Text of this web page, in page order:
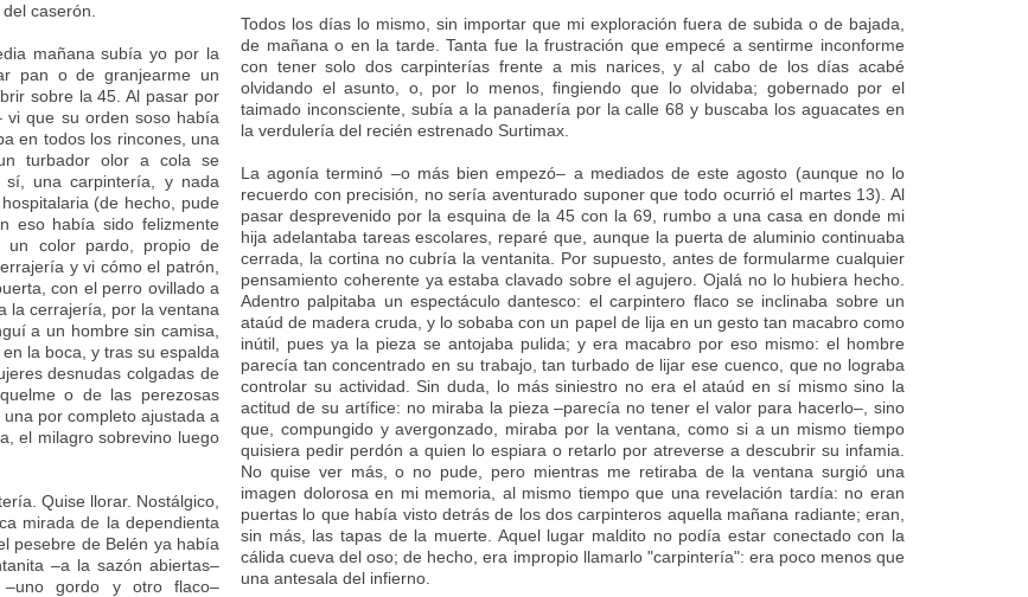
caserón.
mañana subía yo por la
pan o de granjearme un
sobre la 45. Al pasar por
vi que su orden soso había
en todos los rincones, una
turbador olor a cola se
una carpintería, y nada
(de hecho, pude
eso había sido felizmente
un color pardo, propio de
y vi cómo el patrón,
con el perro ovillado a
la cerrajería, por la ventana
a un hombre sin camisa,
la boca, y tras su espalda
desnudas colgadas de
o de las perezosas
por completo ajustada a
el milagro sobrevino luego
Quise llorar. Nostálgico,
mirada de la dependienta
pesebre de Belén ya había
–a la sazón abiertas–
gordo y otro flaco–
Todos los días lo mismo, sin importar que mi exploración fuera de subida o de bajada,
de mañana o en la tarde. Tanta fue la frustración que empecé a sentirme inconforme
con tener solo dos carpinterías frente a mis narices, y al cabo de los días acabé
olvidando el asunto, o, por lo menos, fingiendo que lo olvidaba; gobernado por el
taimado inconsciente, subía a la panadería por la calle 68 y buscaba los aguacates en
la verdulería del recién estrenado Surtimax.
La agonía terminó –o más bien empezó– a mediados de este agosto (aunque no lo
recuerdo con precisión, no sería aventurado suponer que todo ocurrió el martes 13). Al
pasar desprevenido por la esquina de la 45 con la 69, rumbo a una casa en donde mi
hija adelantaba tareas escolares, reparé que, aunque la puerta de aluminio continuaba
cerrada, la cortina no cubría la ventanita. Por supuesto, antes de formularme cualquier
pensamiento coherente ya estaba clavado sobre el agujero. Ojalá no lo hubiera hecho.
Adentro palpitaba un espectáculo dantesco: el carpintero flaco se inclinaba sobre un
ataúd de madera cruda, y lo sobaba con un papel de lija en un gesto tan macabro como
inútil, pues ya la pieza se antojaba pulida; y era macabro por eso mismo: el hombre
parecía tan concentrado en su trabajo, tan turbado de lijar ese cuenco, que no lograba
controlar su actividad. Sin duda, lo más siniestro no era el ataúd en sí mismo sino la
actitud de su artífice: no miraba la pieza –parecía no tener el valor para hacerlo–, sino
que, compungido y avergonzado, miraba por la ventana, como si a un mismo tiempo
quisiera pedir perdón a quien lo espiara o retarlo por atreverse a descubrir su infamia.
No quise ver más, o no pude, pero mientras me retiraba de la ventana surgió una
imagen dolorosa en mi memoria, al mismo tiempo que una revelación tardía: no eran
puertas lo que había visto detrás de los dos carpinteros aquella mañana radiante; eran,
sin más, las tapas de la muerte. Aquel lugar maldito no podía estar conectado con la
cálida cueva del oso; de hecho, era impropio llamarlo "carpintería": era poco menos que
una antesala del infierno.